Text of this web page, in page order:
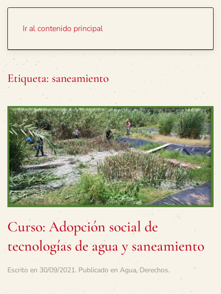
Ir al contenido principal
Etiqueta: saneamiento
Curso: Adopción social de
tecnologías de agua y saneamiento
Escrito en 30/09/2021. Publicado en Agua,Derechos.